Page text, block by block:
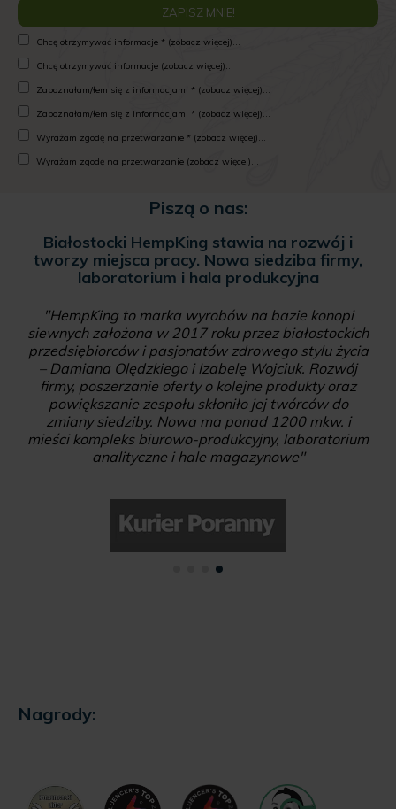
Chcę otrzymywać informacje * (zobacz więcej)...
Chcę otrzymywać informacje (zobacz więcej)...
Piszą o nas:
Białostocki HempKing stawia na rozwój i
tworzy miejsca pracy. Nowa siedziba firmy,
laboratorium i hala produkcyjna
"HempKing to marka wyrobów na bazie konopi
siewnych założona w 2017 roku przez białostockich
przedsiębiorców i pasjonatów zdrowego stylu życia
– Damiana Olędzkiego i Izabelę Wojciuk. Rozwój
firmy, poszerzanie oferty o kolejne produkty oraz
powiększanie zespołu skłoniło jej twórców do
zmiany siedziby. Nowa ma ponad 1200 mkw. i
mieści kompleks biurowo-produkcyjny, laboratorium
analityczne i hale magazynowe"
Nagrody: